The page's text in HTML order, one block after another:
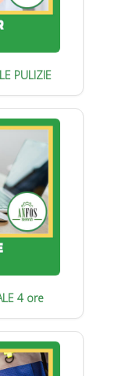
PULIZIE
4 ore